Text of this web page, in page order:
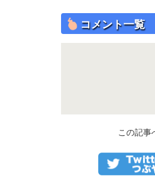
コメント一覧
この記事